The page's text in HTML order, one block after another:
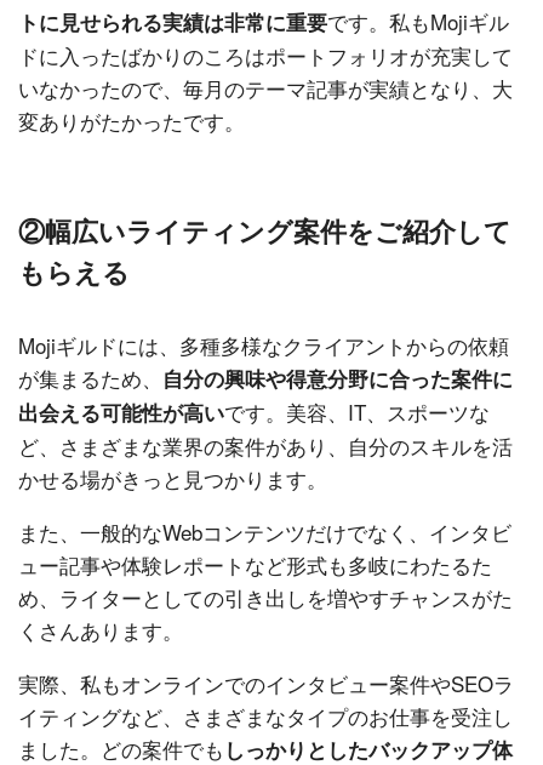
トに見せられる実績は非常に重要です。私もMojiギル
ドに入ったばかりのころはポートフォリオが充実して
いなかったので、毎月のテーマ記事が実績となり、大
変ありがたかったです。
②幅広いライティング案件をご紹介して
もらえる
Mojiギルドには、多種多様なクライアントからの依頼
が集まるため、
自分の興味や得意分野に合った案件に
出会える可能性が高いです。美容、IT、スポーツな
ど、さまざまな業界の案件があり、自分のスキルを活
かせる場がきっと見つかります。
また、一般的なWebコンテンツだけでなく、インタビ
ュー記事や体験レポートなど形式も多岐にわたるた
め、ライターとしての引き出しを増やすチャンスがた
くさんあります。
実際、私もオンラインでのインタビュー案件やSEOラ
イティングなど、さまざまなタイプのお仕事を受注し
ました。どの案件でも しっかりとしたバックアップ体